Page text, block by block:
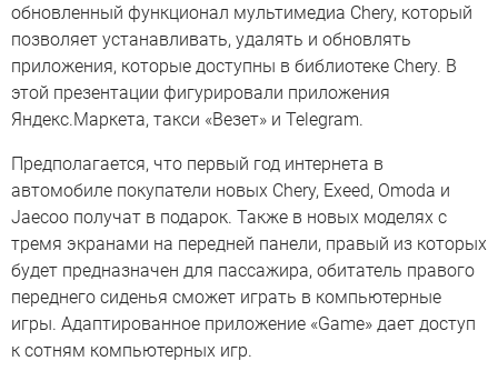
обновленный функционал мультимедиа Chery, который
позволяет устанавливать, удалять и обновлять
приложения, которые доступны в библиотеке Chery. В
этой презентации фигурировали приложения
Яндекс.Маркета, такси «Везет» и Telegram.
Предполагается, что первый год интернета в
автомобиле покупатели новых Chery, Exeed, Omoda и
Jaecoo получат в подарок. Также в новых моделях с
тремя экранами на передней панели, правый из которых
будет предназначен для пассажира, обитатель правого
переднего сиденья сможет играть в компьютерные
игры. Адаптированное приложение «Game» дает доступ
к сотням компьютерных игр.